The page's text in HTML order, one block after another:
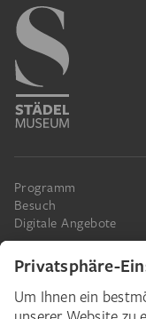
Programm
Besuch
Digitale Angebote